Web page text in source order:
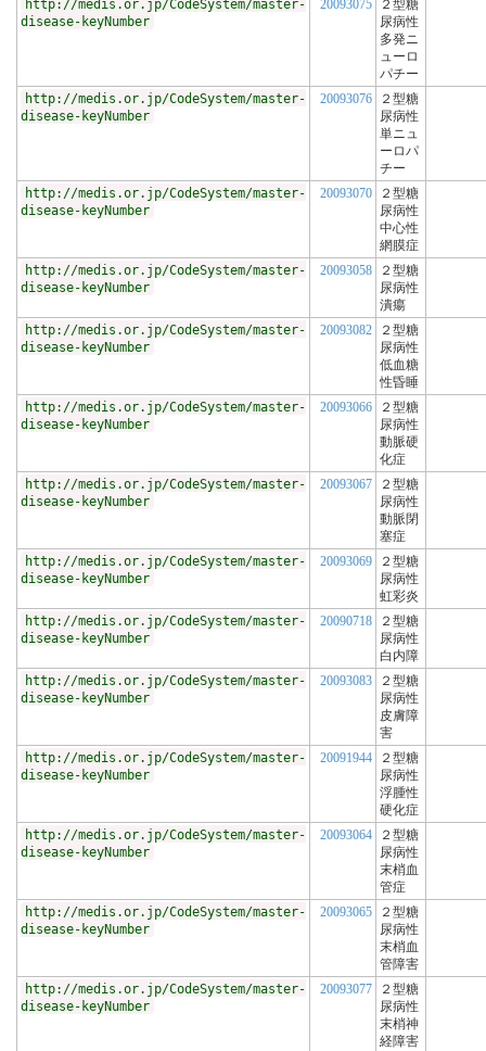
http://medis.or.jp/CodeSystem/master-
disease-keyNumber
20093075
２型糖
尿病性
多発ニ
ューロ
パチー
http://medis.or.jp/CodeSystem/master-
disease-keyNumber
20093076
２型糖
尿病性
単ニュ
ーロパ
チー
http://medis.or.jp/CodeSystem/master-
disease-keyNumber
20093070
２型糖
尿病性
中心性
網膜症
http://medis.or.jp/CodeSystem/master-
disease-keyNumber
20093058
２型糖
尿病性
潰瘍
http://medis.or.jp/CodeSystem/master-
disease-keyNumber
20093082
２型糖
尿病性
低血糖
性昏睡
http://medis.or.jp/CodeSystem/master-
disease-keyNumber
20093066
２型糖
尿病性
動脈硬
化症
http://medis.or.jp/CodeSystem/master-
disease-keyNumber
20093067
２型糖
尿病性
動脈閉
塞症
http://medis.or.jp/CodeSystem/master-
disease-keyNumber
20093069
２型糖
尿病性
虹彩炎
http://medis.or.jp/CodeSystem/master-
disease-keyNumber
20090718
２型糖
尿病性
白内障
http://medis.or.jp/CodeSystem/master-
disease-keyNumber
20093083
２型糖
尿病性
皮膚障
害
http://medis.or.jp/CodeSystem/master-
disease-keyNumber
20091944
２型糖
尿病性
浮腫性
硬化症
http://medis.or.jp/CodeSystem/master-
disease-keyNumber
20093064
２型糖
尿病性
末梢血
管症
http://medis.or.jp/CodeSystem/master-
disease-keyNumber
20093065
２型糖
尿病性
末梢血
管障害
http://medis.or.jp/CodeSystem/master-
disease-keyNumber
20093077
２型糖
尿病性
末梢神
経障害